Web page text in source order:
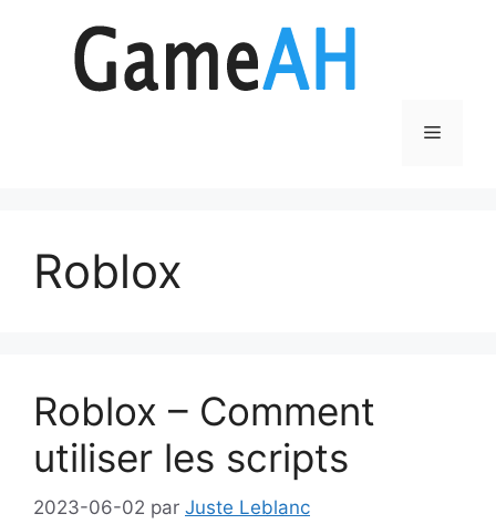
Menu
Roblox
Roblox – Comment
utiliser les scripts
2023-06-02 par Juste Leblanc